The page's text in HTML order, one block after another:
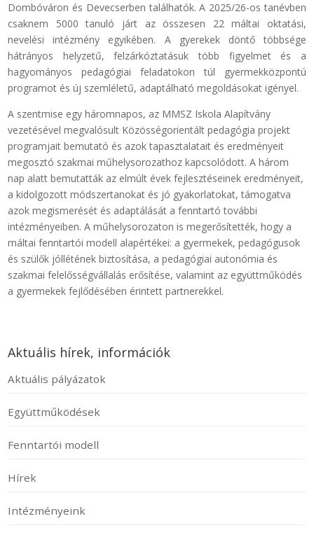
Dombóváron és Devecserben találhatók. A 2025/26-os tanévben
csaknem 5000 tanuló járt az összesen 22 máltai oktatási,
nevelési intézmény egyikében. A gyerekek döntő többsége
hátrányos helyzetű, felzárkóztatásuk több figyelmet és a
hagyományos pedagógiai feladatokon túl gyermekközpontú
programot és új szemléletű, adaptálható megoldásokat igényel.
A szentmise egy háromnapos, az MMSZ Iskola Alapítvány
vezetésével megvalósult Közösségorientált pedagógia projekt
programjait bemutató és azok tapasztalatait és eredményeit
megosztó szakmai műhelysorozathoz kapcsolódott. A három
nap alatt bemutatták az elmúlt évek fejlesztéseinek eredményeit,
a kidolgozott módszertanokat és jó gyakorlatokat, támogatva
azok megismerését és adaptálását a fenntartó további
intézményeiben. A műhelysorozaton is megerősítették, hogy a
máltai fenntartói modell alapértékei: a gyermekek, pedagógusok
és szülők jóllétének biztosítása, a pedagógiai autonómia és
szakmai felelősségvállalás erősítése, valamint az együttműködés
a gyermekek fejlődésében érintett partnerekkel.
Aktuális hírek, információk
Aktuális pályázatok
Együttműködések
Fenntartói modell
Hírek
Intézményeink